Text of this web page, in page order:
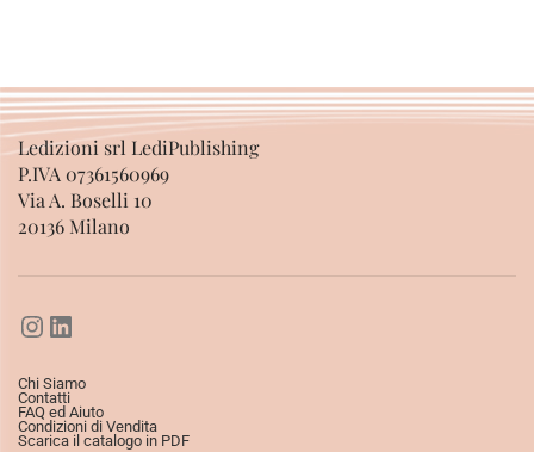
Ledizioni srl LediPublishing
P.IVA 07361560969
Via A. Boselli 10
20136 Milano
Chi Siamo
Contatti
FAQ ed Aiuto
Condizioni di Vendita
Scarica il catalogo in PDF